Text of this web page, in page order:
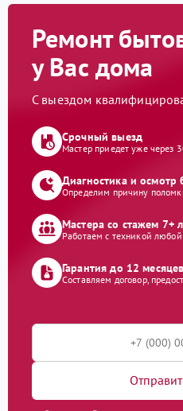
Ремонт
у Вас дома
С выездом
Срочный выезд
Мастер приедет уже через
Диагностика и осмотр
Определим причину
Мастера со стажем 7+
Работаем с техникой любой
Гарантия до 12 месяцев
Составляем договор,